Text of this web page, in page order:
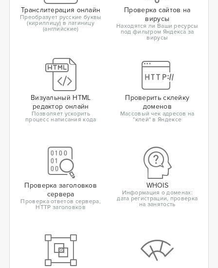
Транслитерация онлайн
Преобразует русские буквы
(кириллицу) в латиницу
(английские)
Проверка сайтов на
вирусы
Находятся ли Ваши ресурсы
под фильтром Яндекса за
вирусы
Визуальный HTML
редактор онлайн
Позволяет ускорить
процесс написания кода
Проверить склейку
доменов
Массовый чек адресов на
"клей" в Яндексе
Проверка заголовков
сервера
Проверка ответов сервера,
HTTP заголовков
WHOIS
Информация о доменах:
дата регистрации, проверка
на занятость